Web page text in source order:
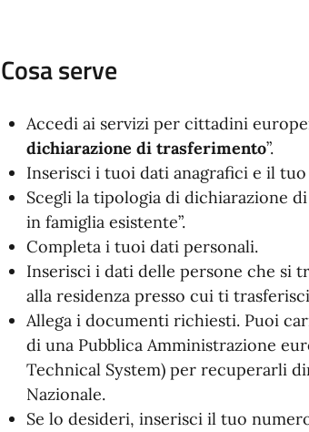
Cosa serve
Accedi ai servizi per cittadini
dichiarazione di trasferimento”.
Inserisci i tuoi dati anagrafici e il
Scegli la tipologia di dichiarazione
in famiglia esistente”.
Completa i tuoi dati personali.
Inserisci i dati delle persone che si
alla residenza presso cui ti
Allega i documenti richiesti. Puoi
di una Pubblica Amministrazione
Technical System) per recuperarli
Nazionale.
Se lo desideri, inserisci il tuo